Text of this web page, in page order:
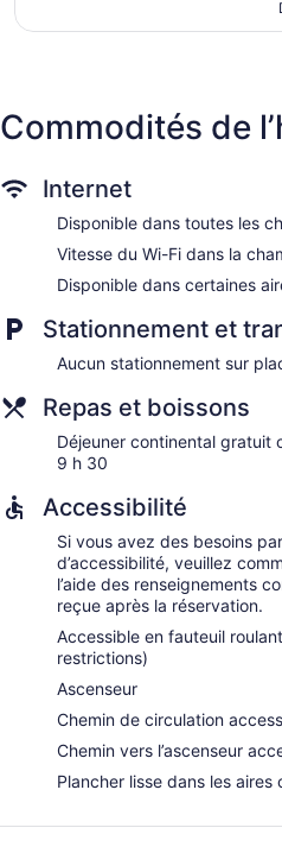
Commodités de
Internet
Disponible dans toutes les
Vitesse du Wi-Fi dans la
Disponible dans certaines
Stationnement et
Aucun stationnement sur
Repas et boissons
Déjeuner continental gratuit
9 h 30
Accessibilité
Si vous avez des besoins
d’accessibilité, veuillez
l’aide des renseignements
reçue après la réservation.
Accessible en fauteuil
restrictions)
Ascenseur
Chemin de circulation
Chemin vers l’ascenseur
Plancher lisse dans les aires